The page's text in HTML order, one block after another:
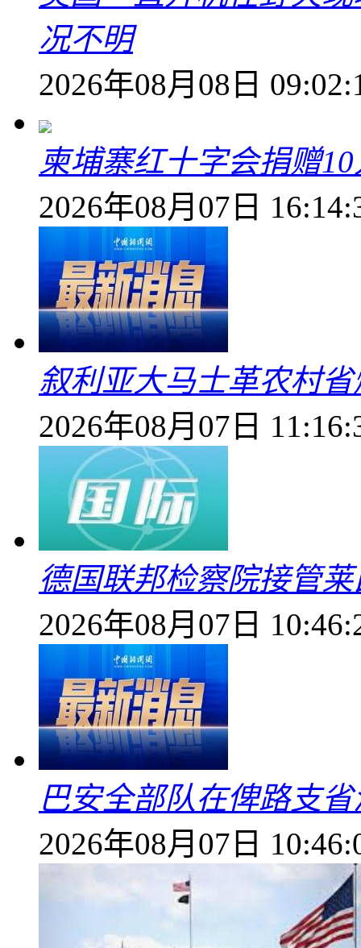
况不明
2026年08月08日
柬埔寨红十字会捐赠
2026年08月07日
叙利亚大马士革农村
2026年08月07日
德国联邦检察院接管
2026年08月07日
巴安全部队在俾路支
2026年08月07日